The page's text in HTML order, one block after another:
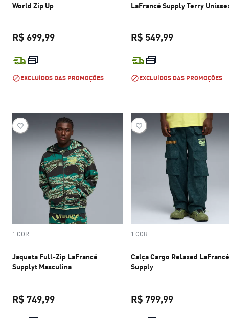
World Zip Up
R$ 699,99
preço atual R$ 699,99
EXCLUÍDOS DAS PROMOÇÕES
LaFrancé Supply Terry
R$ 549,99
EXCLUÍDOS DAS PROMOÇÕES
1 COR
Jaqueta Full-Zip LaFrancé
Supplyt Masculina
R$ 749,99
1 COR
Calça Cargo Relaxed LaFrancé
Supply
R$ 799,99